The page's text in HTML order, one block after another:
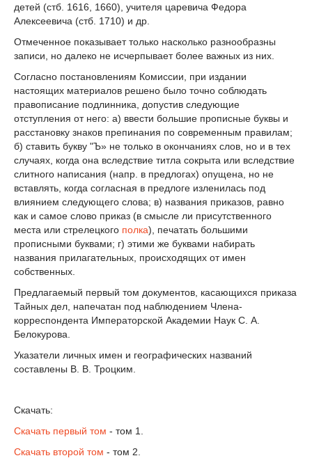
детей (стб. 1616, 1660), учителя царевича Федора
Алексеевича (стб. 1710) и др.
Отмеченное показывает только насколько разнообразны
записи, но далеко не исчерпывает более важных из них.
Согласно постановлениям Комиссии, при издании
настоящих материалов решено было точно соблюдать
правописание подлинника, допустив следующие
отступления от него: а) ввести большие прописные буквы и
расстановку знаков препинания по современным правилам;
б) ставить букву "Ъ» не только в окончаниях слов, но и в тех
случаях, когда она вследствие титла сокрыта или вследствие
слитного написания (напр. в предлогах) опущена, но не
вставлять, когда согласная в предлоге изленилась под
влиянием следующего слова; в) названия приказов, равно
как и самое слово приказ (в смысле ли присутственного
места или стрелецкого полка), печатать большими
прописными буквами; г) этими же буквами набирать
названия прилагательных, происходящих от имен
собственных.
Предлагаемый первый том документов, касающихся приказа
Тайных дел, напечатан под наблюдением Члена-
корреспондента Императорской Академии Наук С. А.
Белокурова.
Указатели личных имен и географических названий
составлены В. В. Троцким.
Скачать:
Скачать первый том - том 1.
Скачать второй том - том 2.